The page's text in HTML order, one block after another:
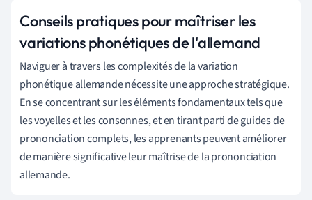
Conseils pratiques pour maîtriser les
variations phonétiques de l'allemand
Naviguer à travers les complexités de la variation
phonétique allemande nécessite une approche stratégique.
En se concentrant sur les éléments fondamentaux tels que
les voyelles et les consonnes, et en tirant parti de guides de
prononciation complets, les apprenants peuvent améliorer
de manière significative leur maîtrise de la prononciation
allemande.